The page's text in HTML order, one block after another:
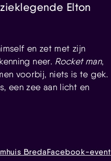
Elton
en zet met zijn
neer. Rocket man,
voorbij, niets is te gek.
een zee aan licht en
BredaFacebook-event